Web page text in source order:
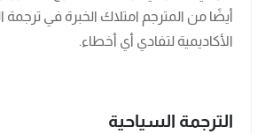
أيضًا من المترجم امتلاك الخبرة في
الأكاديمية لتفادي أي أخطاء.
الترجمة السياحية